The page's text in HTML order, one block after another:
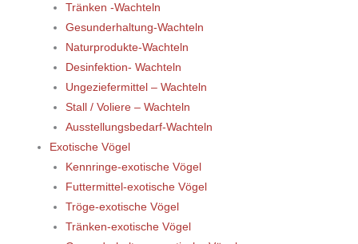
Tränken -Wachteln
Gesunderhaltung-Wachteln
Naturprodukte-Wachteln
Desinfektion- Wachteln
Ungeziefermittel – Wachteln
Stall / Voliere – Wachteln
Ausstellungsbedarf-Wachteln
Exotische Vögel
Kennringe-exotische Vögel
Futtermittel-exotische Vögel
Tröge-exotische Vögel
Tränken-exotische Vögel